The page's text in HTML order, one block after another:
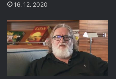
16. 12. 2020